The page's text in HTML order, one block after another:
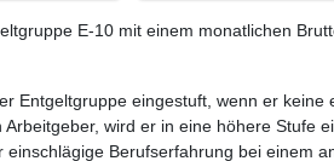
E-10 mit einem monatlichen
Entgeltgruppe eingestuft, wenn er
wird er in eine höhere Stufe
Berufserfahrung bei einem